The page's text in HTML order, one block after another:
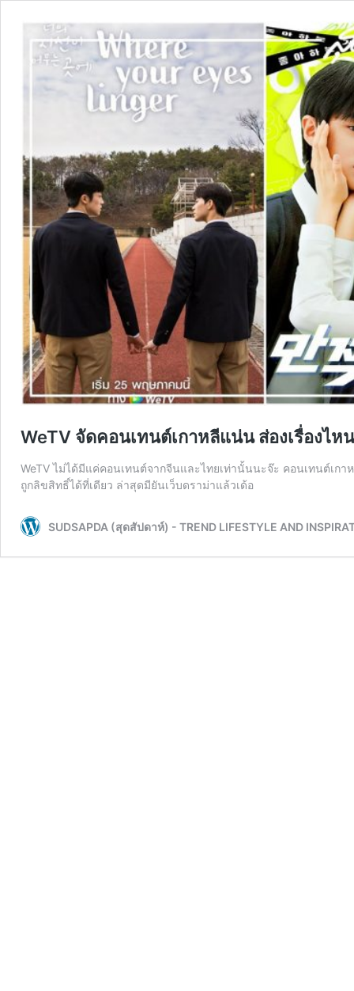
WeTV จัดคอนเทนต์เกาหลีแน่น ส่องเรื่องไห
WeTV ไม่ได้มีแค่คอนเทนต์จากจีนและไทยเท่านั้นนะจ๊ะ คอนเทนต์เก
ถูกลิขสิทธิ์ได้ที่เดียว ล่าสุดมียันเว็บดราม่าแล้วเด้อ
SUDSAPDA (สุดสัปดาห์) - TREND LIFESTYLE AND